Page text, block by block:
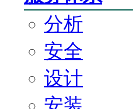
分析
安全
设计